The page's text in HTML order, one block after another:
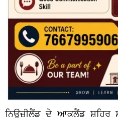
ਨਿਊਜ਼ੀਲੈਂਡ ਦੇ ਆਕਲੈਂਡ ਸ਼ਹਿਰ